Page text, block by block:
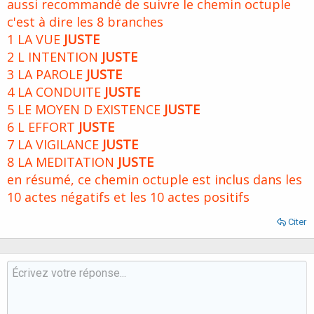
aussi recommandé de suivre le chemin octuple
c'est à dire les 8 branches
1 LA VUE JUSTE
2 L INTENTION JUSTE
3 LA PAROLE JUSTE
4 LA CONDUITE JUSTE
5 LE MOYEN D EXISTENCE JUSTE
6 L EFFORT JUSTE
7 LA VIGILANCE JUSTE
8 LA MEDITATION JUSTE
en résumé, ce chemin octuple est inclus dans les
10 actes négatifs et les 10 actes positifs
Citer